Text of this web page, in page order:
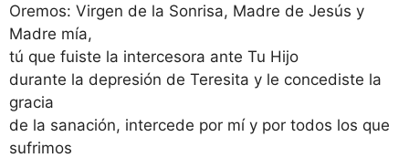
Oremos: Virgen de la Sonrisa, Madre de Jesús y
Madre mía,
tú que fuiste la intercesora ante Tu Hijo
durante la depresión de Teresita y le concediste la
gracia
de la sanación, intercede por mí y por todos los que
sufrimos